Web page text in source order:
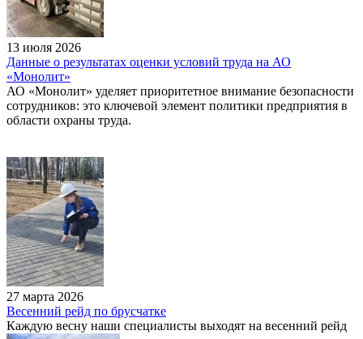
13 июля 2026
Данные о результатах оценки условий труда на АО
«Монолит»
АО «Монолит» уделяет приоритетное внимание безопасности
сотрудников: это ключевой элемент политики предприятия в
области охраны труда.
27 марта 2026
Весенний рейд по брусчатке
Каждую весну наши специалисты выходят на весенний рейд